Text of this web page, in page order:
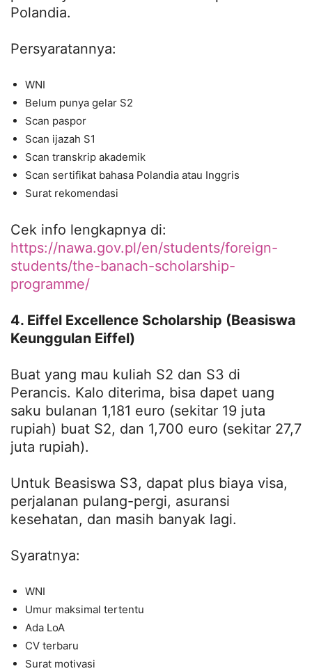
Polandia.
Persyaratannya:
WNI
Belum punya gelar S2
Scan paspor
Scan ijazah S1
Scan transkrip akademik
Scan sertifikat bahasa Polandia atau Inggris
Surat rekomendasi
Cek info lengkapnya di:
https://nawa.gov.pl/en/students/foreign-
students/the-banach-scholarship-
programme/
4. Eiffel Excellence Scholarship (Beasiswa
Keunggulan Eiffel)
Buat yang mau kuliah S2 dan S3 di
Perancis. Kalo diterima, bisa dapet uang
saku bulanan 1,181 euro (sekitar 19 juta
rupiah) buat S2, dan 1,700 euro (sekitar 27,7
juta rupiah).
Untuk Beasiswa S3, dapat plus biaya visa,
perjalanan pulang-pergi, asuransi
kesehatan, dan masih banyak lagi.
Syaratnya:
WNI
Umur maksimal tertentu
Ada LoA
CV terbaru
Surat motivasi